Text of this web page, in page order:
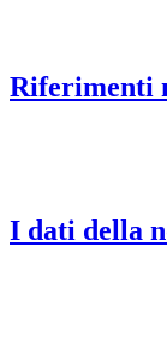
Riferimenti
I dati della